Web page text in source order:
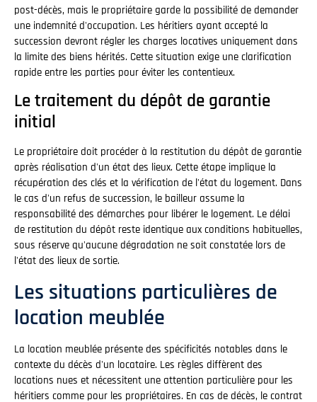
post-décès, mais le propriétaire garde la possibilité de demander
une indemnité d'occupation. Les héritiers ayant accepté la
succession devront régler les charges locatives uniquement dans
la limite des biens hérités. Cette situation exige une clarification
rapide entre les parties pour éviter les contentieux.
Le traitement du dépôt de garantie
initial
Le propriétaire doit procéder à la restitution du dépôt de garantie
après réalisation d'un état des lieux. Cette étape implique la
récupération des clés et la vérification de l'état du logement. Dans
le cas d'un refus de succession, le bailleur assume la
responsabilité des démarches pour libérer le logement. Le délai
de restitution du dépôt reste identique aux conditions habituelles,
sous réserve qu'aucune dégradation ne soit constatée lors de
l'état des lieux de sortie.
Les situations particulières de
location meublée
La location meublée présente des spécificités notables dans le
contexte du décès d'un locataire. Les règles diffèrent des
locations nues et nécessitent une attention particulière pour les
héritiers comme pour les propriétaires. En cas de décès, le contrat